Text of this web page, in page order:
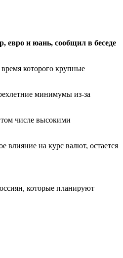
евро и юань, сообщил в беседе
которого крупные
минимумы из-за
числе высокими
влияние на курс валют, остается
которые планируют